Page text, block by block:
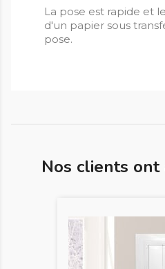
La pose est rapide et
d'un papier sous
pose.
Nos clients ont